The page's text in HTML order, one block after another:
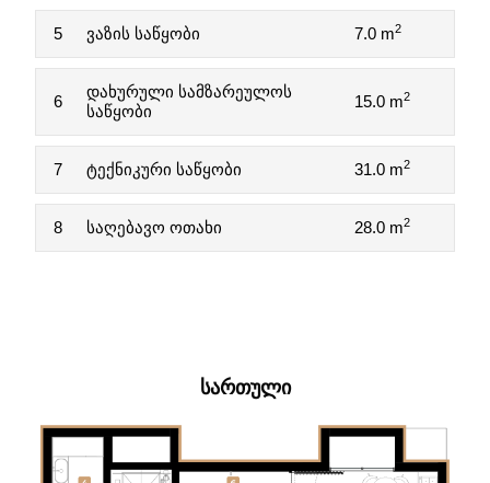
5 ვაზის საწყობი 7.0 m2
6
დახურული სამზარეულოს
საწყობი
15.0 m2
7 ტექნიკური საწყობი 31.0 m2
8 საღებავო ოთახი 28.0 m2
ᲡᲐᲠᲗᲣᲚᲘ